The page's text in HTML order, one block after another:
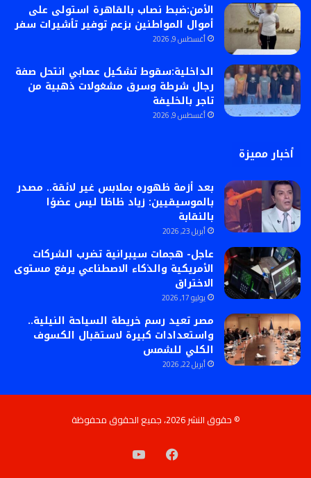
الأمن:ضبط نصاب بالقاهرة استولى على
أموال المواطنين بزعم توفير تأشيرات سفر
أغسطس 9, 2026
الداخلية:سقوط تشكيل عصابي انتحل صفة
رجال شرطة وسرق مشغولات ذهبية من
تاجر بالخليفة
أغسطس 9, 2026
أخبار مميزة
بعد أزمة ظهوره بملابس غير لائقة.. مصدر
بالموسيقيين: زياد ظاظا ليس عضوًا
بالنقابة
أبريل 23, 2026
عاجل- هجمات سيبرانية تضرب الشركات
الأمريكية والذكاء الاصطناعي يرفع مستوى
الاختراق
يوليو 17, 2026
مصر تعيد رسم خريطة السياحة النيلية..
واستعدادات كبيرة لاستقبال الكسوف
الكلي للشمس
أبريل 22, 2026
© حقوق النشر 2026، جميع الحقوق محفوظة
فيسبوك‫YouTube